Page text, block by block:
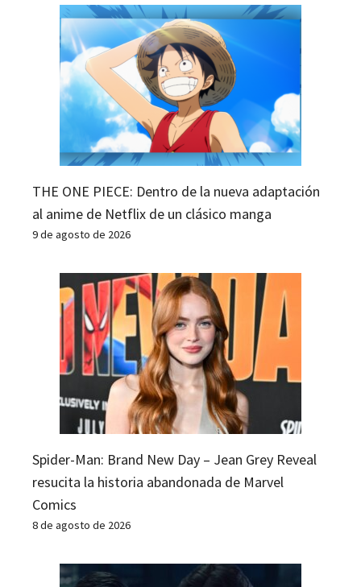
THE ONE PIECE: Dentro de la nueva adaptación
al anime de Netflix de un clásico manga
9 de agosto de 2026
Spider-Man: Brand New Day – Jean Grey Reveal
resucita la historia abandonada de Marvel
Comics
8 de agosto de 2026